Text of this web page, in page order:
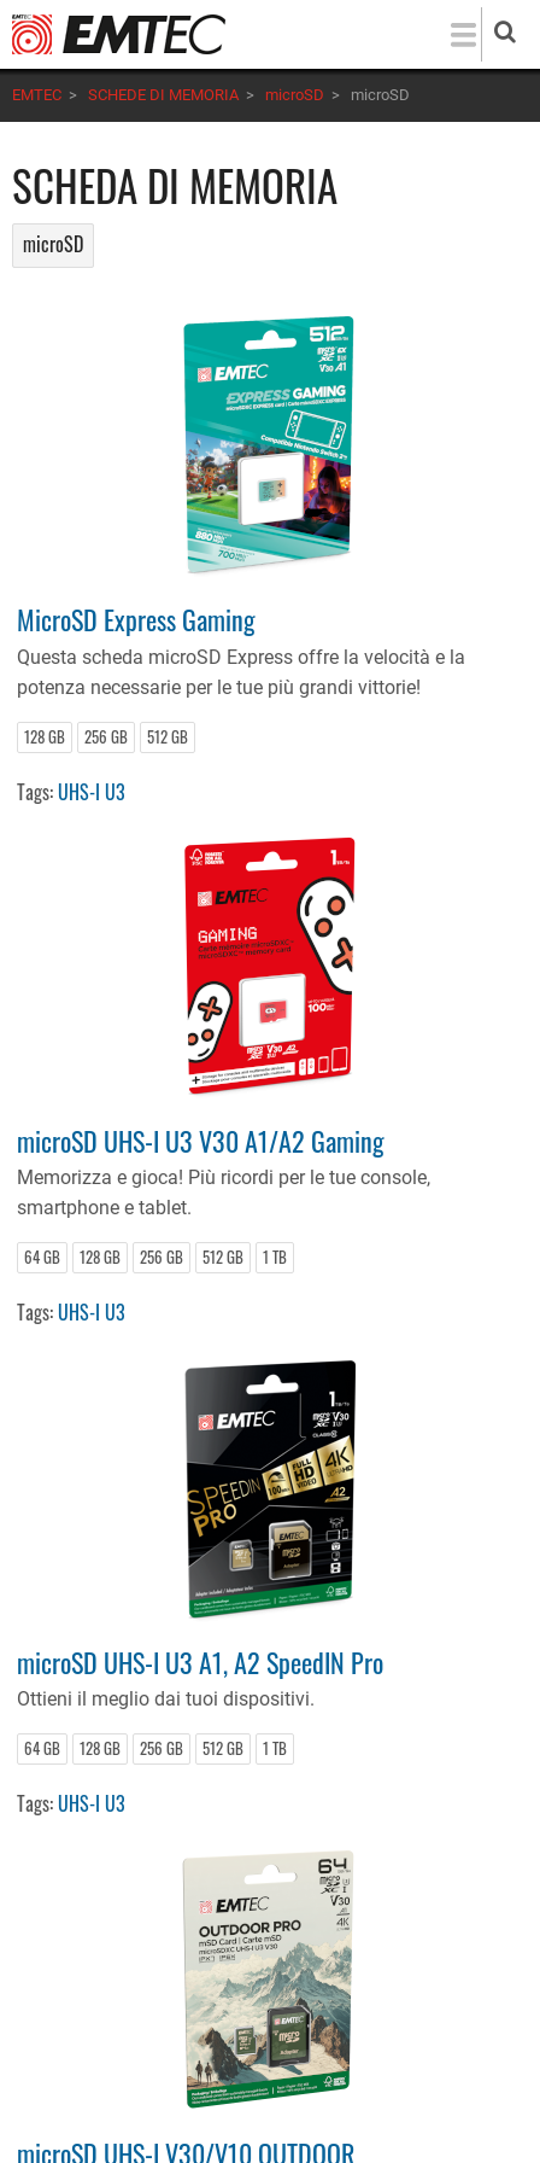
Salta
al
contenuto
principale
EMTEC > SCHEDE DI MEMORIA > microSD > microSD
SCHEDA DI MEMORIA
microSD
MicroSD Express Gaming
Questa scheda microSD Express offre la velocità e la
potenza necessarie per le tue più grandi vittorie!
128 GB 256 GB 512 GB
Tags:UHS-I U3
microSD UHS-I U3 V30 A1/A2 Gaming
Memorizza e gioca! Più ricordi per le tue console,
smartphone e tablet.
64 GB 128 GB 256 GB 512 GB 1 TB
Tags:UHS-I U3
microSD UHS-I U3 A1, A2 SpeedIN Pro
Ottieni il meglio dai tuoi dispositivi.
64 GB 128 GB 256 GB 512 GB 1 TB
Tags:UHS-I U3
microSD UHS-I V30/V10 OUTDOOR